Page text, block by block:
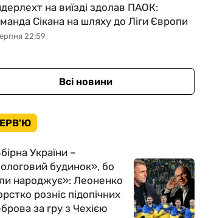
22:59
на виїзді здолав ПАОК:
Сікана на шляху до Ліги Європи
Всі новини
України –
будинок», бо
народжує»: Леоненко
розніс підопічних
за гру з Чехією